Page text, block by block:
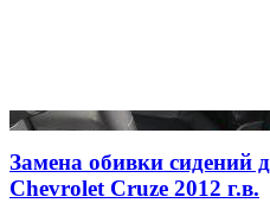
Замена обивки сидений
Chevrolet Cruze 2012 г.в.